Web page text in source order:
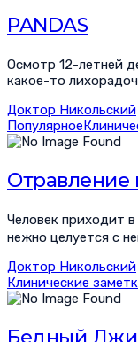
PANDAS
Осмотр 12-летней
какое-то
Доктор Никольский
Популярное
Отравление
Человек приходит
нежно целуется с
Доктор Никольский
Клинические
Бедный